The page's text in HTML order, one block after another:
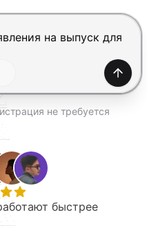
Shift+Enter —
не требуется
быстрее